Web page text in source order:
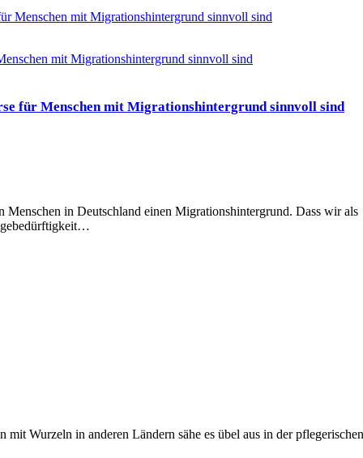
Menschen mit Migrationshintergrund sinnvoll sind
für Menschen mit Migrationshintergrund sinnvoll sind
in Deutschland einen Migrationshintergrund. Dass wir als
Wurzeln in anderen Ländern sähe es übel aus in der pflegerischen